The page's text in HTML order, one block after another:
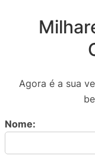
Agora é a sua
Nome: